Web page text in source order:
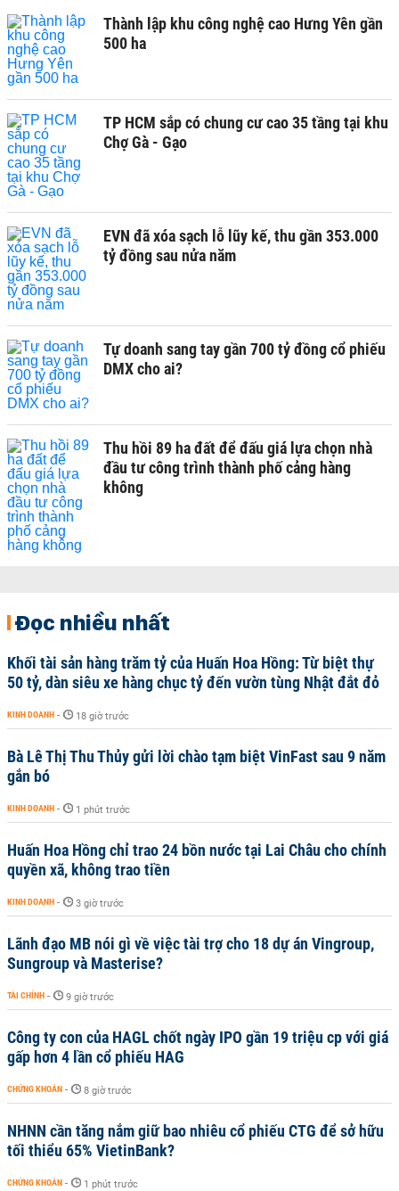
Thành lập khu công nghệ cao Hưng Yên gần
500 ha
TP HCM sắp có chung cư cao 35 tầng tại khu
Chợ Gà - Gạo
EVN đã xóa sạch lỗ lũy kế, thu gần 353.000
tỷ đồng sau nửa năm
Tự doanh sang tay gần 700 tỷ đồng cổ phiếu
DMX cho ai?
Thu hồi 89 ha đất để đấu giá lựa chọn nhà
đầu tư công trình thành phố cảng hàng
không
Đọc nhiều nhất
Khối tài sản hàng trăm tỷ của Huấn Hoa Hồng: Từ biệt thự
50 tỷ, dàn siêu xe hàng chục tỷ đến vườn tùng Nhật đắt đỏ
KINH DOANH - 18 giờ trước
Bà Lê Thị Thu Thủy gửi lời chào tạm biệt VinFast sau 9 năm
gắn bó
KINH DOANH - 1 phút trước
Huấn Hoa Hồng chỉ trao 24 bồn nước tại Lai Châu cho chính
quyền xã, không trao tiền
KINH DOANH - 3 giờ trước
Lãnh đạo MB nói gì về việc tài trợ cho 18 dự án Vingroup,
Sungroup và Masterise?
TÀI CHÍNH - 9 giờ trước
Công ty con của HAGL chốt ngày IPO gần 19 triệu cp với giá
gấp hơn 4 lần cổ phiếu HAG
CHỨNG KHOÁN - 8 giờ trước
NHNN cần tăng nắm giữ bao nhiêu cổ phiếu CTG để sở hữu
tối thiểu 65% VietinBank?
CHỨNG KHOÁN - 1 phút trước